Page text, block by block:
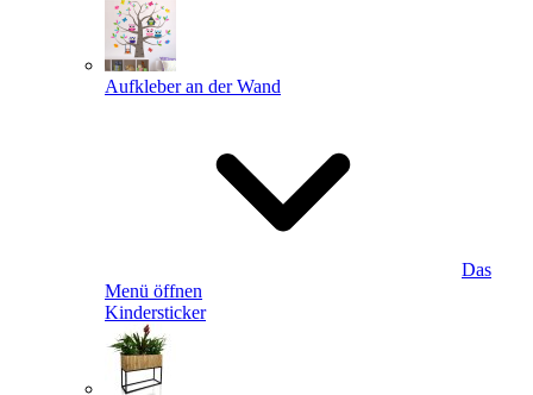
Aufkleber an der Wand
Das
Menü öffnen
Kindersticker